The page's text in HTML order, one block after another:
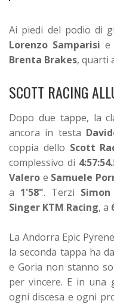
Ai piedi del podio di
Lorenzo Samparisi e
Brenta Brakes, quarti
SCOTT RACING
Dopo due tappe, la
ancora in testa
coppia dello Scott
complessivo di
Valero e Samuele
a 1'58". Terzi
Singer KTM Racing, a
La Andorra Epic
la seconda tappa ha
e Goria non stanno
per vincere. E in una
ogni discesa e ogni